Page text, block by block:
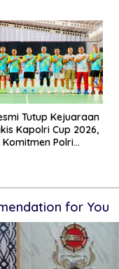
Tutup Kejuaraan
Kapolri Cup 2026,
Komitmen Polri
for You